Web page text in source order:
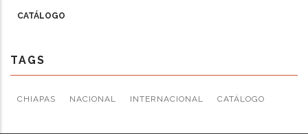
CATÁLOGO
TAGS
CHIAPAS NACIONAL INTERNACIONAL CATÁLOGO